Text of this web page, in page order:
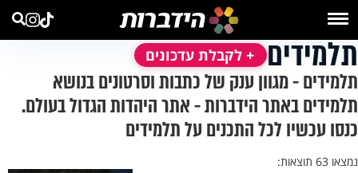
תלמידים + לקבלת עדכונים
תלמידים - מגוון ענק של כתבות וסרטונים בנושא
תלמידים באתר הידברות - אתר היהדות הגדול בעולם.
כנסו עכשיו לכל התכנים על תלמידים
נמצאו 63 תוצאות: